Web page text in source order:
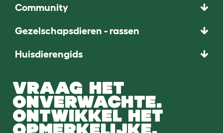
Community
Gezelschapsdieren - rassen
Huisdierengids
VRAAG HET
ONVERWACHTE.
ONTWIKKEL HET